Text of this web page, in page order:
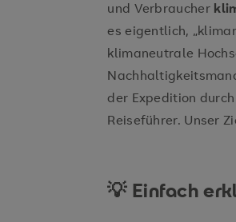
und Verbraucher
es eigentlich,
klimaneutrale
der Expedition
Reiseführer. Unser
💡 Einfach